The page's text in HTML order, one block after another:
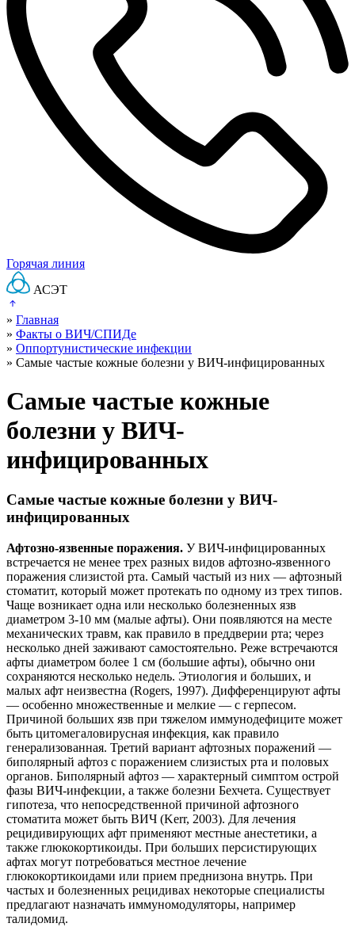
Горячая линия
АСЭТ
» Главная
» Факты о ВИЧ/СПИДе
» Оппортунистические инфекции
» Самые частые кожные болезни у ВИЧ-инфицированных
Самые частые кожные
болезни у ВИЧ-
инфицированных
Самые частые кожные болезни у ВИЧ-
инфицированных
Афтозно-язвенные поражения. У ВИЧ-инфицированных
встречается не менее трех разных видов афтозно-язвенного
поражения слизистой рта. Самый частый из них — афтозный
стоматит, который может протекать по одному из трех типов.
Чаще возникает одна или несколько болезненных язв
диаметром 3-10 мм (малые афты). Они появляются на месте
механических травм, как правило в преддверии рта; через
несколько дней заживают самостоятельно. Реже встречаются
афты диаметром более 1 см (большие афты), обычно они
сохраняются несколько недель. Этиология и больших, и
малых афт неизвестна (Rogers, 1997). Дифференцируют афты
— особенно множественные и мелкие — с герпесом.
Причиной больших язв при тяжелом иммунодефиците может
быть цитомегаловирусная инфекция, как правило
генерализованная. Третий вариант афтозных поражений —
биполярный афтоз с поражением слизистых рта и половых
органов. Биполярный афтоз — характерный симптом острой
фазы ВИЧ-инфекции, а также болезни Бехчета. Существует
гипотеза, что непосредственной причиной афтозного
стоматита может быть ВИЧ (Kerr, 2003). Для лечения
рецидивирующих афт применяют местные анестетики, а
также глюкокортикоиды. При больших персистирующих
афтах могут потребоваться местное лечение
глюкокортикоидами или прием преднизона внутрь. При
частых и болезненных рецидивах некоторые специалисты
предлагают назначать иммуномодуляторы, например
талидомид.